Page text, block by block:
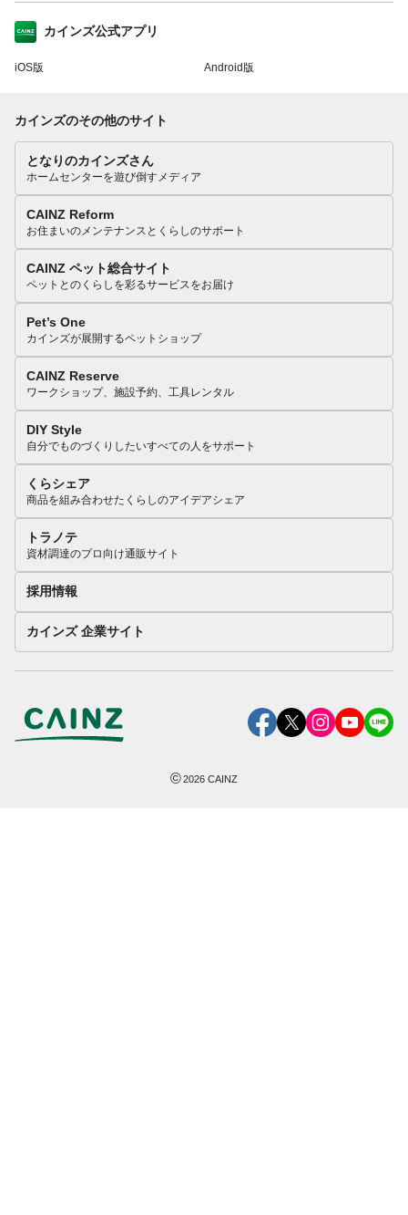
カインズ公式アプリ
iOS版 Android版
カインズのその他のサイト
となりのカインズさん
ホームセンターを遊び倒すメディア
CAINZ Reform
お住まいのメンテナンスとくらしのサポート
CAINZ ペット総合サイト
ペットとのくらしを彩るサービスをお届け
Pet’s One
カインズが展開するペットショップ
CAINZ Reserve
ワークショップ、施設予約、工具レンタル
DIY Style
自分でものづくりしたいすべての人をサポート
くらシェア
商品を組み合わせたくらしのアイデアシェア
トラノテ
資材調達のプロ向け通販サイト
採用情報
カインズ 企業サイト
©2026 CAINZ